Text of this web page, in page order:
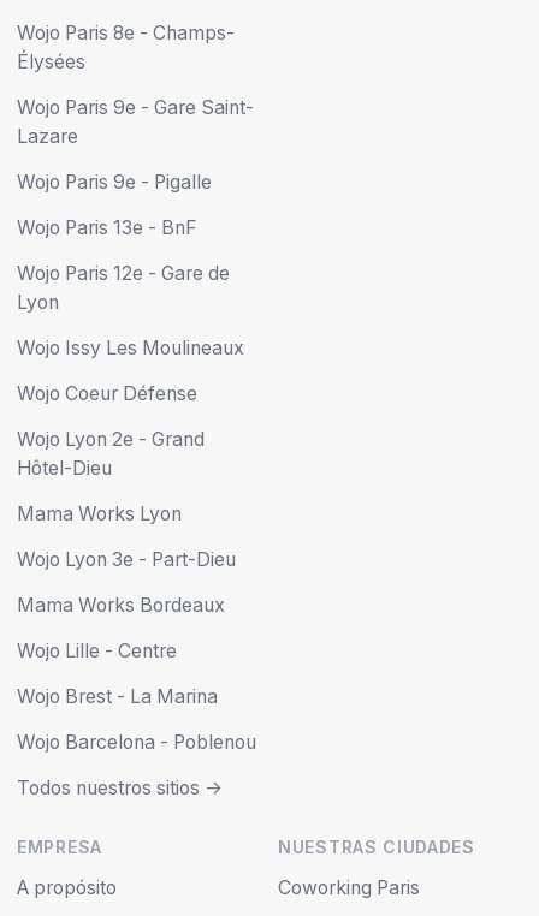
Wojo Paris 8e - Champs-
Élysées
Wojo Paris 9e - Gare Saint-
Lazare
Wojo Paris 9e - Pigalle
Wojo Paris 13e - BnF
Wojo Paris 12e - Gare de
Lyon
Wojo Issy Les Moulineaux
Wojo Coeur Défense
Wojo Lyon 2e - Grand
Hôtel-Dieu
Mama Works Lyon
Wojo Lyon 3e - Part-Dieu
Mama Works Bordeaux
Wojo Lille - Centre
Wojo Brest - La Marina
Wojo Barcelona - Poblenou
Todos nuestros sitios ->
EMPRESA
A propósito
NUESTRAS CIUDADES
Coworking Paris